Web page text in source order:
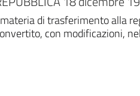
di trasferimento alla
con modificazioni,